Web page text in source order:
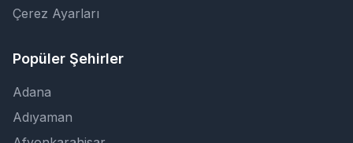
Çerez Ayarları
Popüler Şehirler
Adana
Adıyaman